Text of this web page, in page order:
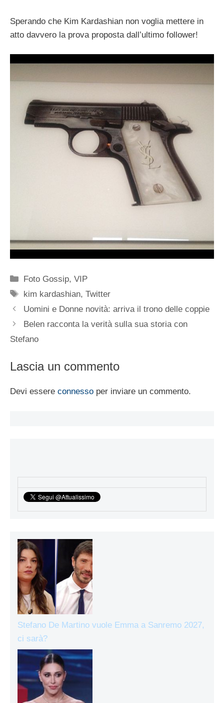
Sperando che Kim Kardashian non voglia mettere in
atto davvero la prova proposta dall’ultimo follower!
Categorie
Foto Gossip,VIP
Tag
kim kardashian,Twitter
Uomini e Donne novità: arriva il trono delle coppie
Belen racconta la verità sulla sua storia con
Stefano
Lascia un commento
Devi essere connesso per inviare un commento.
Stefano De Martino vuole Emma a Sanremo 2027,
ci sarà?